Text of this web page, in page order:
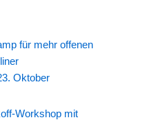
für mehr offenen
Oktober
Workshop mit